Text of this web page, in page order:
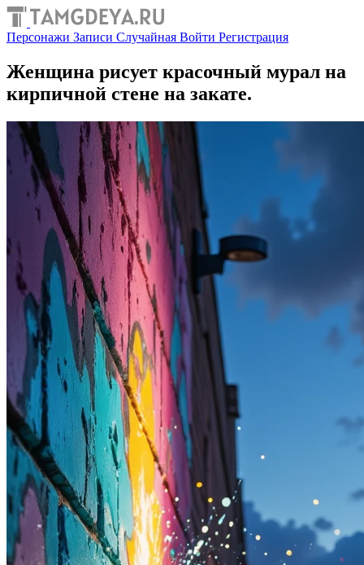
Персонажи Записи Случайная Войти Регистрация
Женщина рисует красочный мурал на
кирпичной стене на закате.